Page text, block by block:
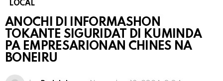
LOCAL
ANOCHI DI INFORMASHON
TOKANTE SIGURIDAT DI KUMINDA
PA EMPRESARIONAN CHINES NA
BONEIRU